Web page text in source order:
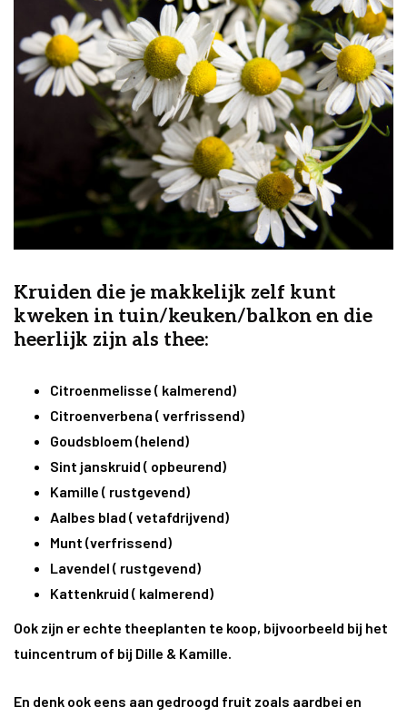
Kruiden die je makkelijk zelf kunt
kweken in tuin/keuken/balkon en die
heerlijk zijn als thee:
Citroenmelisse ( kalmerend)
Citroenverbena ( verfrissend)
Goudsbloem (helend)
Sint janskruid ( opbeurend)
Kamille ( rustgevend)
Aalbes blad ( vetafdrijvend)
Munt (verfrissend)
Lavendel ( rustgevend)
Kattenkruid ( kalmerend)
Ook zijn er echte theeplanten te koop, bijvoorbeeld bij het
tuincentrum of bij Dille & Kamille.
En denk ook eens aan gedroogd fruit zoals aardbei en